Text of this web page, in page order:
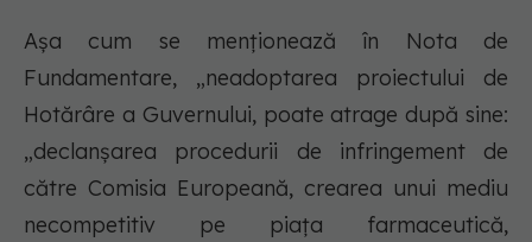
Așa cum se menționează în Nota de
Fundamentare, „neadoptarea proiectului de
Hotărâre a Guvernului, poate atrage după sine:
„declanșarea procedurii de infringement de
către Comisia Europeană, crearea unui mediu
necompetitiv pe piața farmaceutică,